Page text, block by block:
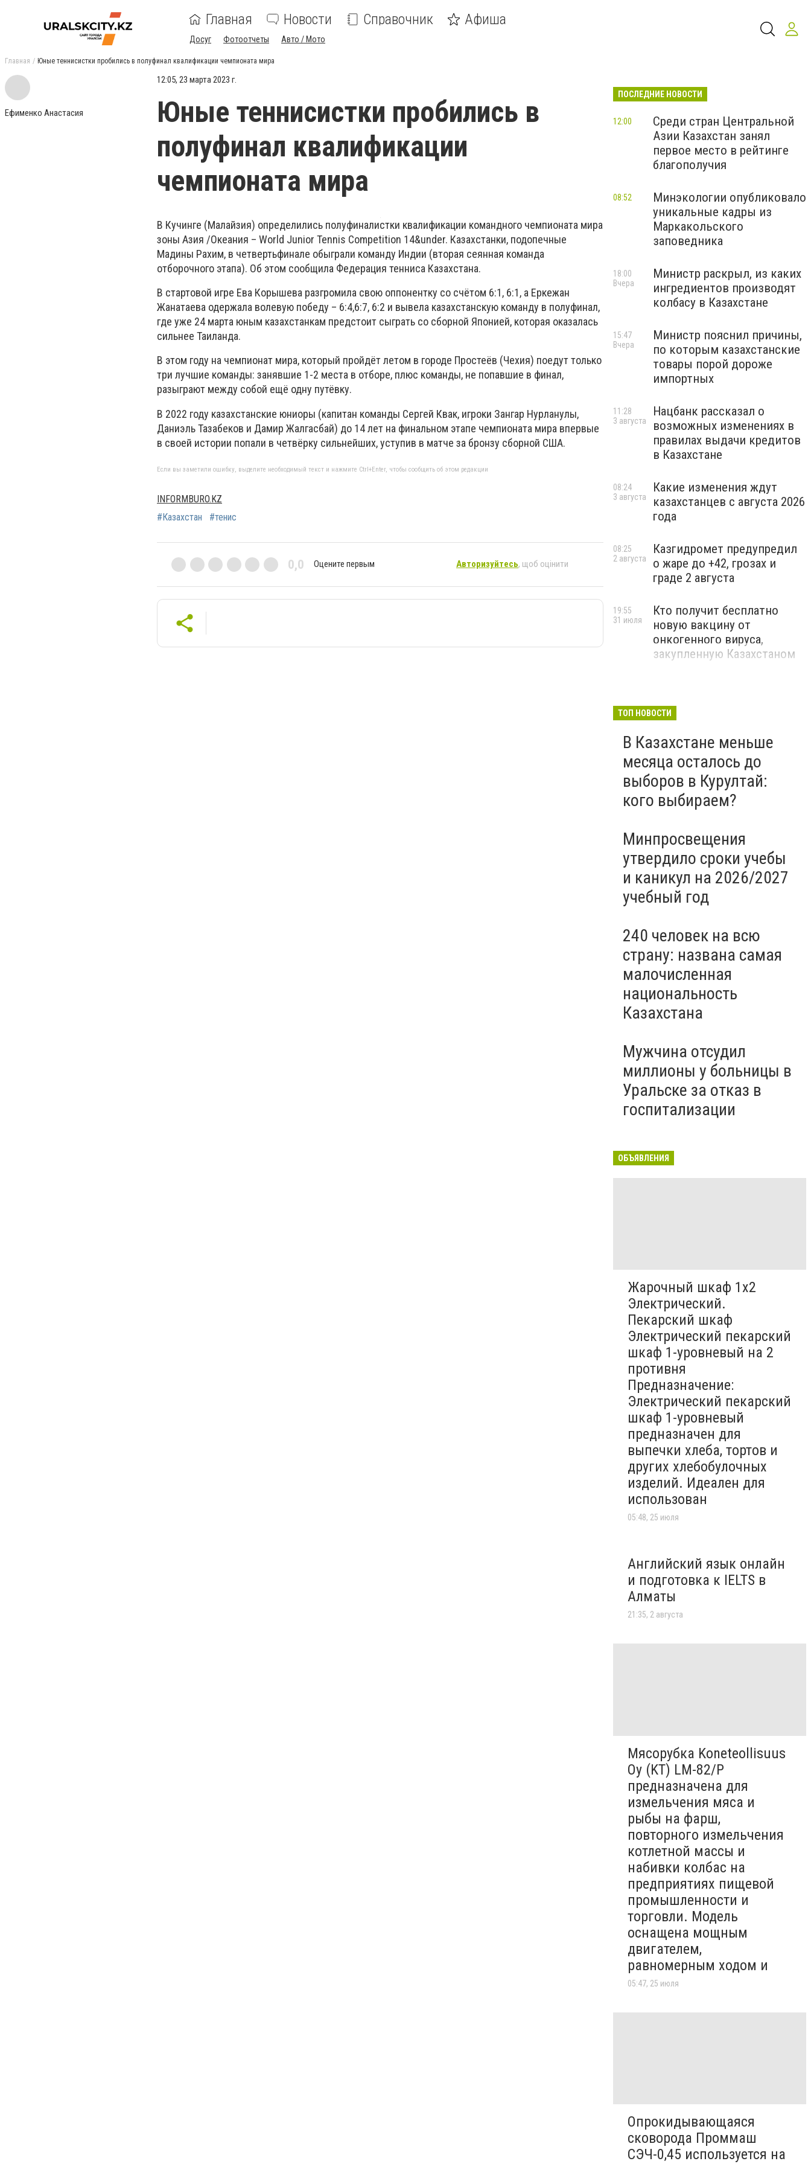
Главная Новости Справочник Афиша
Досуг Фотоотчеты Авто / Мото
Главная Юные теннисистки пробились в полуфинал квалификации чемпионата мира
Ефименко Анастасия
12:05, 23 марта 2023 г.
Юные теннисистки пробились в
полуфинал квалификации
чемпионата мира
В Кучинге (Малайзия) определились полуфиналистки квалификации командного чемпионата мира
зоны Азия /Океания – World Junior Tennis Competition 14&under. Казахстанки, подопечные
Мадины Рахим, в четвертьфинале обыграли команду Индии (вторая сеянная команда
отборочного этапа). Об этом сообщила Федерация тенниса Казахстана.
В стартовой игре Ева Корышева разгромила свою оппонентку со счётом 6:1, 6:1, а Еркежан
Жанатаева одержала волевую победу – 6:4,6:7, 6:2 и вывела казахстанскую команду в полуфинал,
где уже 24 марта юным казахстанкам предстоит сыграть со сборной Японией, которая оказалась
сильнее Таиланда.
В этом году на чемпионат мира, который пройдёт летом в городе Простеёв (Чехия) поедут только
три лучшие команды: занявшие 1-2 места в отборе, плюс команды, не попавшие в финал,
разыграют между собой ещё одну путёвку.
В 2022 году казахстанские юниоры (капитан команды Сергей Квак, игроки Зангар Нурланулы,
Даниэль Тазабеков и Дамир Жалгасбай) до 14 лет на финальном этапе чемпионата мира впервые
в своей истории попали в четвёрку сильнейших, уступив в матче за бронзу сборной США.
Если вы заметили ошибку, выделите необходимый текст и нажмите Ctrl+Enter, чтобы сообщить об этом редакции
INFORMBURO.KZ
#Казахстан
#тенис
0,0 Оцените первым Авторизуйтесь, щоб оцінити
ПОСЛЕДНИЕ НОВОСТИ
Среди стран Центральной
Азии Казахстан занял
первое место в рейтинге
благополучия
12:00
Минэкологии опубликовало
уникальные кадры из
Маркакольского
заповедника
08:52
Министр раскрыл, из каких
ингредиентов производят
колбасу в Казахстане
18:00
Вчера
Министр пояснил причины,
по которым казахстанские
товары порой дороже
импортных
15:47
Вчера
Нацбанк рассказал о
возможных изменениях в
правилах выдачи кредитов
в Казахстане
11:28
3 августа
Какие изменения ждут
казахстанцев с августа 2026
года
08:24
3 августа
Казгидромет предупредил
о жаре до +42, грозах и
граде 2 августа
08:25
2 августа
Кто получит бесплатно
новую вакцину от
онкогенного вируса,
закупленную Казахстаном
19:55
31 июля
ТОП НОВОСТИ
В Казахстане меньше
месяца осталось до
выборов в Курултай:
кого выбираем?
Минпросвещения
утвердило сроки учебы
и каникул на 2026/2027
учебный год
240 человек на всю
страну: названа самая
малочисленная
национальность
Казахстана
Мужчина отсудил
миллионы у больницы в
Уральске за отказ в
госпитализации
ОБЪЯВЛЕНИЯ
Жарочный шкаф 1х2
Электрический.
Пекарский шкаф
Электрический пекарский
шкаф 1-уровневый на 2
противня
Предназначение:
Электрический пекарский
шкаф 1-уровневый
предназначен для
выпечки хлеба, тортов и
других хлебобулочных
изделий. Идеален для
использован
05:48, 25 июля
Английский язык онлайн
и подготовка к IELTS в
Алматы
21:35, 2 августа
Мясорубка Koneteollisuus
Oy (KT)​ LM-82/P
предназначена для
измельчения мяса и
рыбы на фарш,
повторного измельчения
котлетной массы и
набивки колбас на
предприятиях пищевой
промышленности и
торговли. Модель
оснащена мощным
двигателем,
равномерным ходом и
05:47, 25 июля
Опрокидывающаяся
сковорода Проммаш
СЭЧ-0,45 используется на